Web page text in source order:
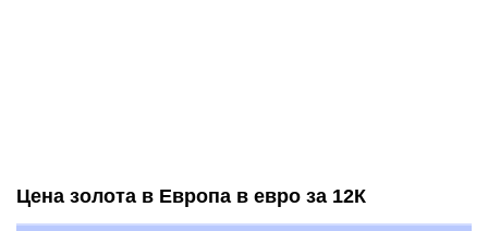
Цена золота в Европа в евро за 12К